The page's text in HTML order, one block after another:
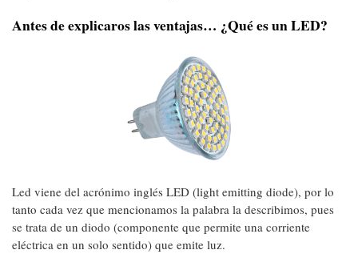
Antes de explicaros las ventajas… ¿Qué es un LED?
Led viene del acrónimo inglés LED (light emitting diode), por lo
tanto cada vez que mencionamos la palabra la describimos, pues
se trata de un diodo (componente que permite una corriente
eléctrica en un solo sentido) que emite luz.